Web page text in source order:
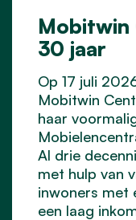
Mobitwin
30 jaar
Op 17 juli
Mobitwin
haar
Al drie
met hulp van
inwoners met
een laag